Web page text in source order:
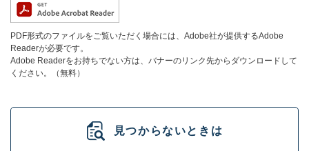
PDF形式のファイルをご覧いただく場合には、Adobe社が提供するAdobe
Readerが必要です。
Adobe Readerをお持ちでない方は、バナーのリンク先からダウンロードして
ください。（無料）
見つからないときは